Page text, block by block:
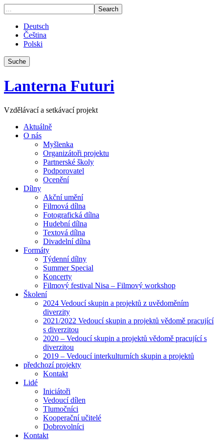
Deutsch
Čeština
Polski
Suche
Lanterna Futuri
Vzdělávací a setkávací projekt
Aktuálně
O nás
Myšlenka
Organizátoři projektu
Partnerské školy
Podporovatel
Ocenění
Dílny
Akční umění
Filmová dílna
Fotografická dílna
Hudební dílna
Textová dílna
Divadelní dílna
Formáty
Týdenní dílny
Summer Special
Koncerty
Filmový festival Nisa – Filmový workshop
Školení
2024 Vedoucí skupin a projektů z uvědoměním
diverzity
2021/2022 Vedoucí skupin a projektů vědomě pracující
s diverzitou
2020 – Vedoucí skupin a projektů vědomě pracující s
diverzitou
2019 – Vedoucí interkulturních skupin a projektů
předchozí projekty
Kontakt
Lidé
Iniciátoři
Vedoucí dílen
Tlumočníci
Kooperační učitelé
Dobrovolníci
Kontakt